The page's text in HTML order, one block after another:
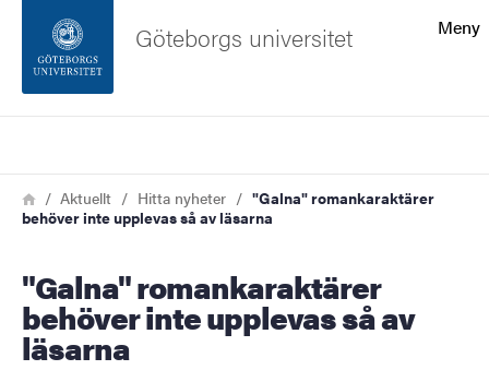
Sidfoten
Om webbplatsen
Meny
Göteborgs universitet
Länkstig
HemAktuellt Hitta nyheter
"Galna" romankaraktärer
behöver inte upplevas så av läsarna
"Galna" romankaraktärer
behöver inte upplevas så av
läsarna